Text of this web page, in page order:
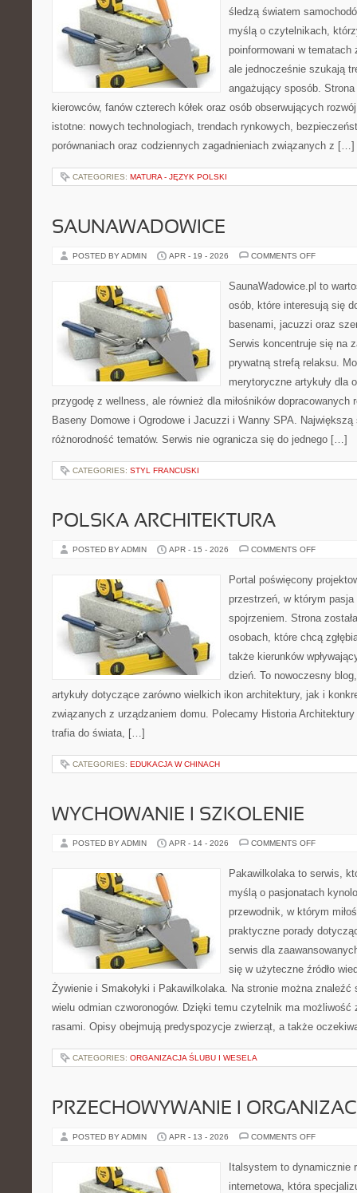
śledzą światem
myślą o czytelnikach,
poinformowani w
ale jednocześnie szukają
angażujący sposób.
kierowców, fanów czterech kółek oraz osób obserwujących
istotne: nowych technologiach, trendach rynkowych,
porównaniach oraz codziennych zagadnieniach związanych z […]
CATEGORIES: MATURA - JĘZYK POLSKI
SAUNAWADOWICE
POSTED BY ADMIN APR - 19 - 2026 COMMENTS OFFON
SaunaWadowice.pl to
osób, które interesują się
basenami, jacuzzi oraz
Serwis koncentruje się na
prywatną strefą relaksu.
merytoryczne artykuły dla
przygodę z wellness, ale również dla miłośników dopracowanych
Baseny Domowe i Ogrodowe i Jacuzzi i Wanny SPA. Największą
różnorodność tematów. Serwis nie ogranicza się do jednego […]
CATEGORIES: STYL FRANCUSKI
POLSKA ARCHITEKTURA
POSTED BY ADMIN APR - 15 - 2026 COMMENTS OFFON
Portal poświęcony
przestrzeń, w którym
spojrzeniem. Strona
osobach, które chcą
także kierunków
dzień. To nowoczesny
artykuły dotyczące zarówno wielkich ikon architektury, jak i
związanych z urządzaniem domu. Polecamy Historia
trafia do świata, […]
CATEGORIES: EDUKACJA W CHINACH
WYCHOWANIE I SZKOLENIE
POSTED BY ADMIN APR - 14 - 2026 COMMENTS OFFON
Pakawilkolaka to serwis,
myślą o pasjonatach
przewodnik, w którym
praktyczne porady
serwis dla
się w użyteczne źródło
Żywienie i Smakołyki i Pakawilkolaka. Na stronie można znaleźć
wielu odmian czworonogów. Dzięki temu czytelnik ma możliwość
rasami. Opisy obejmują predyspozycje zwierząt, a także
CATEGORIES: ORGANIZACJA ŚLUBU I WESELA
PRZECHOWYWANIE I
POSTED BY ADMIN APR - 13 - 2026 COMMENTS OFFON
Italsystem to dynamicznie
internetowa, która